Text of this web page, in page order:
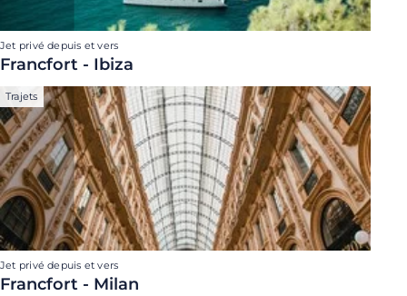
Jet privé depuis et vers
Francfort - Ibiza
Trajets
Jet privé depuis et vers
Francfort - Milan